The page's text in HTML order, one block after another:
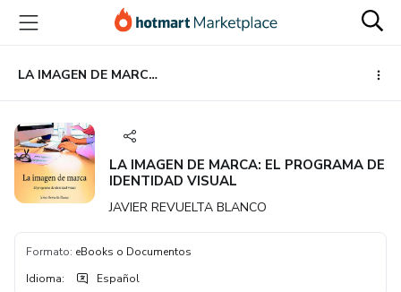
principal
página
de
página
LA IMAGEN DE MARCA: EL PROGRAMA DE IDENTIDAD VISUAL
LA IMAGEN DE MARCA: EL PROGRAMA DE
IDENTIDAD VISUAL
JAVIER REVUELTA BLANCO
Formato: eBooks o Documentos
Idioma: Español